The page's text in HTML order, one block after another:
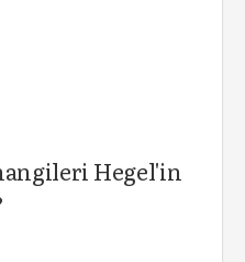
Hegel'in